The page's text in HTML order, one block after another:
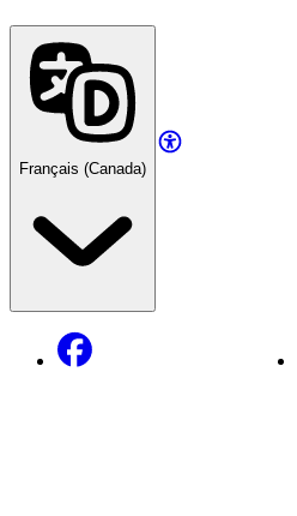
Français (Canada)
Facebook